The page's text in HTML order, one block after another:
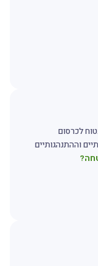
לכרסום
וההתנהגותיים